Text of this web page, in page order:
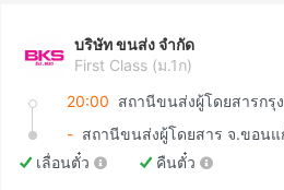
บริษัท ขนส่ง จำกัด
First Class (ม.1ก)
20:00
- สถานีขนส่งผู้โดยสาร จ.ขอน
เลื่อนตั๋ว
คืนตั๋ว